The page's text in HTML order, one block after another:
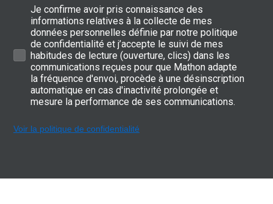
Je confirme avoir pris connaissance des
informations relatives à la collecte de mes
données personnelles définie par notre politique
de confidentialité et j’accepte le suivi de mes
habitudes de lecture (ouverture, clics) dans les
communications reçues pour que Mathon adapte
la fréquence d'envoi, procède à une désinscription
automatique en cas d'inactivité prolongée et
mesure la performance de ses communications.
Voir la politique de confidentialité